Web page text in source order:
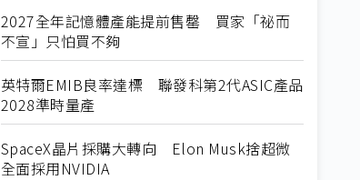
2027全年記憶體產能提前售罄 買家「祕而
不宣」只怕買不夠
英特爾EMIB良率達標 聯發科第2代ASIC產品
2028準時量產
SpaceX晶片採購大轉向 Elon Musk捨超微
全面採用NVIDIA